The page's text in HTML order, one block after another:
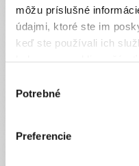
môžu príslušné
údajmi, ktoré ste im
keď ste používali ich
súhlasu
Potrebné
Preferencie
2 €
Zadajte svoje